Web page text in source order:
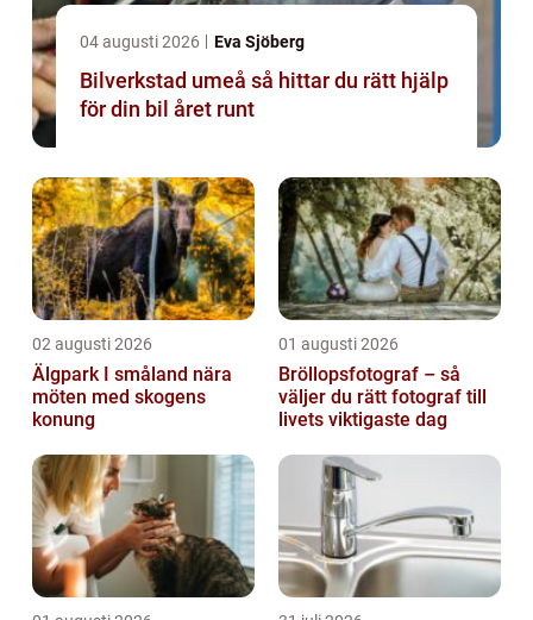
04 augusti 2026 Eva Sjöberg
Bilverkstad umeå så hittar du rätt hjälp
för din bil året runt
02 augusti 2026
Älgpark I småland nära
möten med skogens
konung
01 augusti 2026
Bröllopsfotograf – så
väljer du rätt fotograf till
livets viktigaste dag